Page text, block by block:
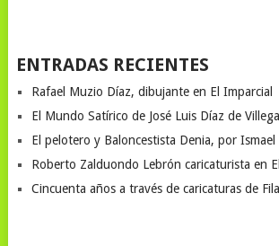
ENTRADAS RECIENTES
Rafael Muzio Díaz, dibujante en El Imparcial
El Mundo Satírico de José Luis Díaz de
El pelotero y Baloncestista Denia, por Ismael
Roberto Zalduondo Lebrón caricaturista en
Cincuenta años a través de caricaturas de